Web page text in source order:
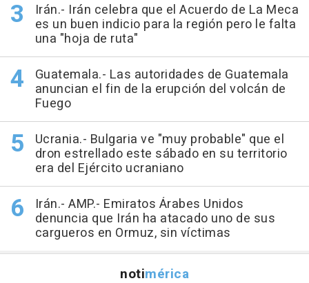
Irán.- Irán celebra que el Acuerdo de La Meca
es un buen indicio para la región pero le falta
una "hoja de ruta"
Guatemala.- Las autoridades de Guatemala
anuncian el fin de la erupción del volcán de
Fuego
Ucrania.- Bulgaria ve "muy probable" que el
dron estrellado este sábado en su territorio
era del Ejército ucraniano
Irán.- AMP.- Emiratos Árabes Unidos
denuncia que Irán ha atacado uno de sus
cargueros en Ormuz, sin víctimas
notimérica